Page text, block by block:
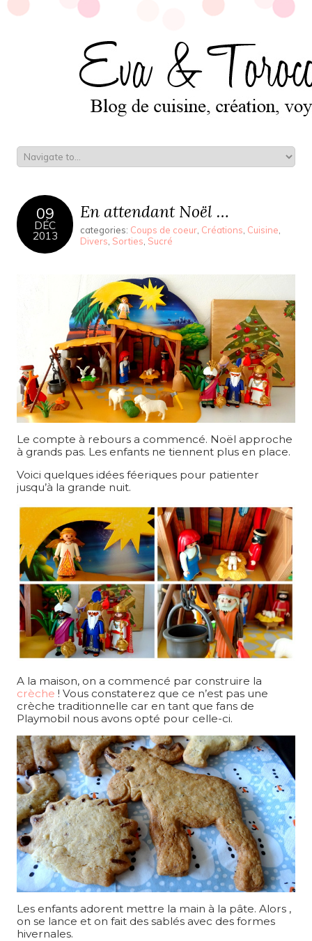
09
DÉC
2013
En attendant Noël …
categories: Coups de coeur Créations Cuisine
Divers Sorties Sucré
Le compte à rebours a commencé. Noël approche
à grands pas. Les enfants ne tiennent plus en place.
Voici quelques idées féeriques pour patienter
jusqu’à la grande nuit.
A la maison, on a commencé par construire la
crèche ! Vous constaterez que ce n’est pas une
crèche traditionnelle car en tant que fans de
Playmobil nous avons opté pour celle-ci.
Les enfants adorent mettre la main à la pâte. Alors ,
on se lance et on fait des sablés avec des formes
hivernales.